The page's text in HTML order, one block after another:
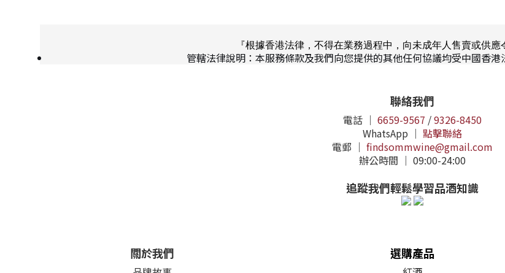
『根據香港法律，不得在業務過程中，向未成年人售賣或供應
管轄法律說明：本服務條款及我們向您提供的其他任何協議均受中國香港
聯絡我們
電話 ｜ 6659-9567 /9326-8450
WhatsApp ｜ 點擊聯絡
電郵 ｜ findsommwine@gmail.com
辦公時間 ｜ 09:00-24:00
追蹤我們輕鬆學習品酒知識
關於我們 選購產品